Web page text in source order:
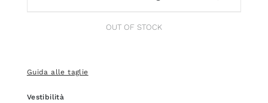
OUT OF STOCK
Guida alle taglie
Vestibilità